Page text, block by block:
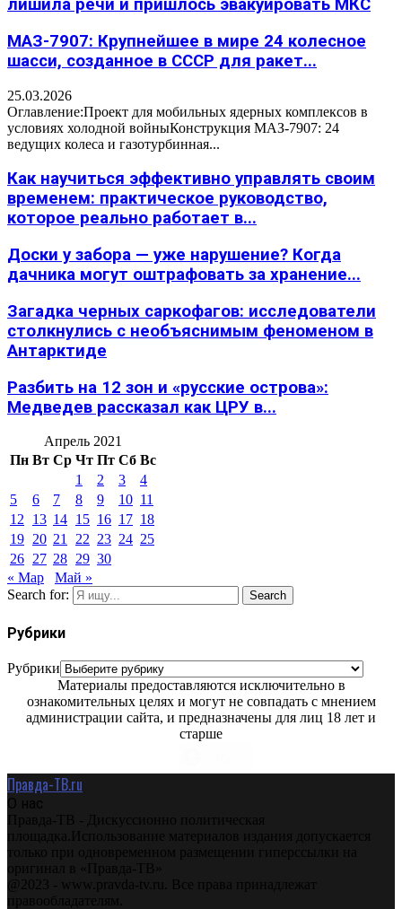
лишила речи и пришлось эвакуировать МКС
МАЗ-7907: Крупнейшее в мире 24 колесное
шасси, созданное в СССР для ракет...
25.03.2026
Оглавление:Проект для мобильных ядерных комплексов в
условиях холодной войныКонструкция МАЗ-7907: 24
ведущих колеса и газотурбинная...
Как научиться эффективно управлять своим
временем: практическое руководство,
которое реально работает в...
Доски у забора — уже нарушение? Когда
дачника могут оштрафовать за хранение...
Загадка черных саркофагов: исследователи
столкнулись с необъяснимым феноменом в
Антарктиде
Разбить на 12 зон и «русские острова»:
Медведев рассказал как ЦРУ в...
Апрель 2021
Пн Вт Ср Чт Пт Сб Вс
1
2 3
4
5
6 7 8 9 10 11
12
13 14 15 16 17 18
19 20 21 22 23 24 25
26 27 28 29 30
« Мар
Май »
Search for:
Search
Рубрики
Рубрики
Материалы предоставляются исключительно в
ознакомительных целях и могут не совпадать с мнением
администрации сайта, и предназначены для лиц 18 лет и
старше
Правда-ТВ.ru
О нас
Правда-ТВ - Дискуссионно политическая
площадка.Использование материалов издания допускается
только при одновременном размещении гиперссылки на
оригинал в «Правда-ТВ»
@2023 - www.pravda-tv.ru. Все права принадлежат
правообладателям.